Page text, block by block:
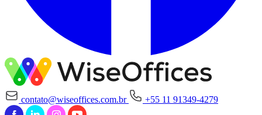
contato@wiseoffices.com.br +55 11 91349-4279